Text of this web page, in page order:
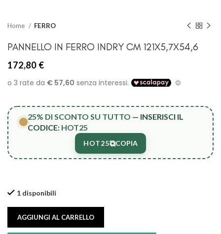
Home FERRO
PANNELLO IN FERRO INDRY CM 121X5,7X54,6
172,80 €
25% DI SCONTO SU TUTTO — INSERISCI IL
CODICE: HOT25
HOT25⧉COPIA
1 disponibili
AGGIUNGI AL CARRELLO